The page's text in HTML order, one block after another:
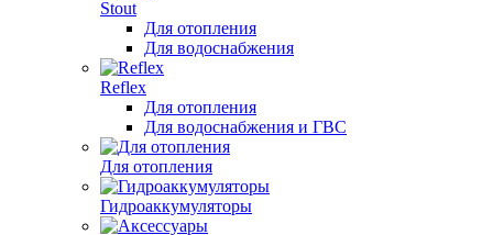
Stout
Для отопления
Для водоснабжения
Reflex
Для отопления
Для водоснабжения и ГВС
Для отопления
Гидроаккумуляторы